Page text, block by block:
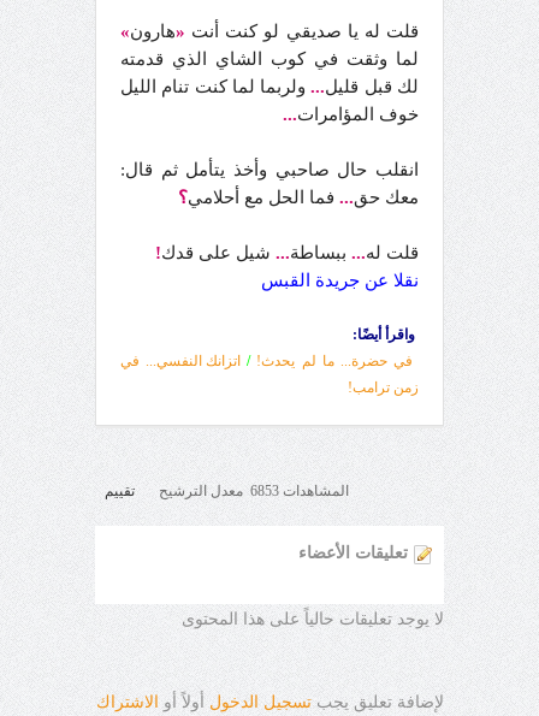
قلت له يا صديقي لو كنت أنت «هارون»
لما وثقت في كوب الشاي الذي قدمته
لك قبل قليل...ولربما لما كنت تنام الليل
خوف المؤامرات...
انقلب حال صاحبي وأخذ يتأمل ثم قال:
معك حق... فما الحل مع أحلامي؟
قلت له... ببساطة... شيل على قدك!
نقلا عن جريدة القبس
واقرأ أيضًا:
في حضرة... ما لم يحدث! / اتزانك النفسي... في
زمن ترامب!
المشاهدات 6853 معدل الترشيح تقييم
تعليقات الأعضاء
لا يوجد تعليقات حالياً على هذا المحتوى
لإضافة تعليق يجب تسجيل الدخول أولاً أو الاشتراك